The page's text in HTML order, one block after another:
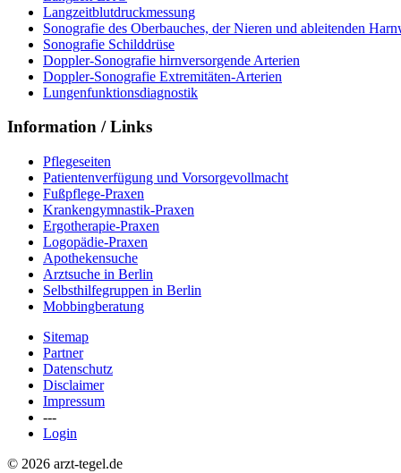
Langzeitblutdruckmessung
Sonografie des Oberbauches, der Nieren und ableitenden
Sonografie Schilddrüse
Doppler-Sonografie hirnversorgende Arterien
Doppler-Sonografie Extremitäten-Arterien
Lungenfunktionsdiagnostik
Information / Links
Pflegeseiten
Patientenverfügung und Vorsorgevollmacht
Fußpflege-Praxen
Krankengymnastik-Praxen
Ergotherapie-Praxen
Logopädie-Praxen
Apothekensuche
Arztsuche in Berlin
Selbsthilfegruppen in Berlin
Mobbingberatung
Sitemap
Partner
Datenschutz
Disclaimer
Impressum
---
Login
© 2026 arzt-tegel.de